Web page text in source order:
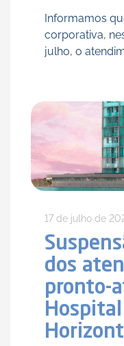
Informamos
corporativa,
julho, o
normalmente
17 de julho de
dos
pronto-